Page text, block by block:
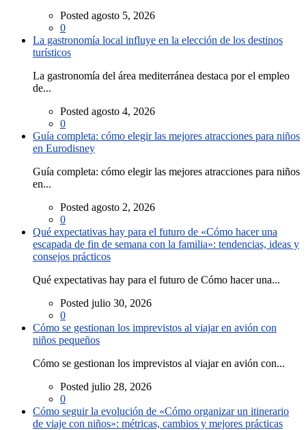
Posted agosto 5, 2026
0
La gastronomía local influye en la elección de los destinos
turísticos
La gastronomía del área mediterránea destaca por el empleo
de...
Posted agosto 4, 2026
0
Guía completa: cómo elegir las mejores atracciones para niños
en Eurodisney
Guía completa: cómo elegir las mejores atracciones para niños
en...
Posted agosto 2, 2026
0
Qué expectativas hay para el futuro de «Cómo hacer una
escapada de fin de semana con la familia»: tendencias, ideas y
consejos prácticos
Qué expectativas hay para el futuro de Cómo hacer una...
Posted julio 30, 2026
0
Cómo se gestionan los imprevistos al viajar en avión con
niños pequeños
Cómo se gestionan los imprevistos al viajar en avión con...
Posted julio 28, 2026
0
Cómo seguir la evolución de «Cómo organizar un itinerario
de viaje con niños»: métricas, cambios y mejores prácticas